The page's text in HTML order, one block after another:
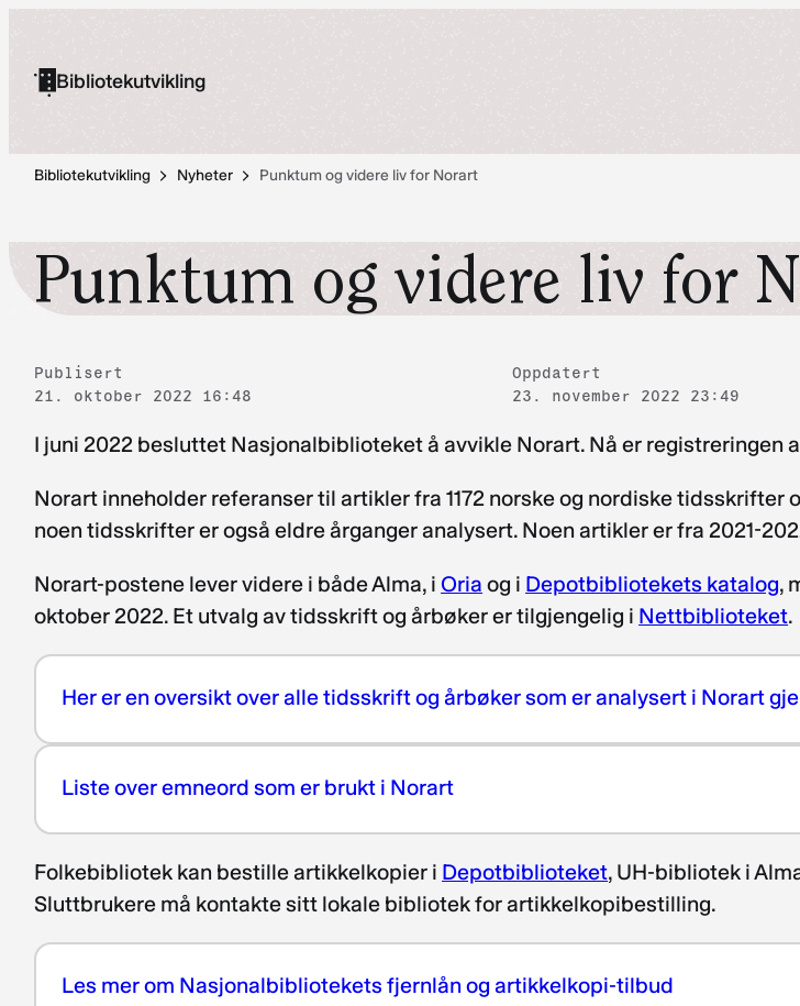
innholdBibliotekutvikling
Bibliotekutvikling Nyheter Punktum og videre liv for Norart
Punktum og videre liv for
Publisert
21. oktober 2022 16:48
Oppdatert
23. november 2022 23:49
I juni 2022 besluttet Nasjonalbiblioteket å avvikle Norart. Nå er
Norart inneholder referanser til artikler fra 1172 norske og nordiske tidsskrifter
noen tidsskrifter er også eldre årganger analysert. Noen artikler er fra 2021-
Norart-postene lever videre i både Alma, i Oria og i Depotbibliotekets katalog,
oktober 2022. Et utvalg av tidsskrift og årbøker er tilgjengelig i Nettbiblioteket.
Her er en oversikt over alle tidsskrift og årbøker som er analysert i Norart
Liste over emneord som er brukt i Norart
Folkebibliotek kan bestille artikkelkopier i Depotbiblioteket, UH-bibliotek i
Sluttbrukere må kontakte sitt lokale bibliotek for artikkelkopibestilling.
Les mer om Nasjonalbibliotekets fjernlån og artikkelkopi-tilbud